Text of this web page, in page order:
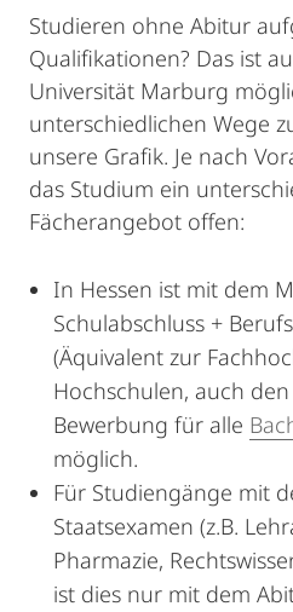
Studieren ohne Abitur
Qualifikationen? Das ist
Universität Marburg
unterschiedlichen Wege
unsere Grafik. Je nach
das Studium ein
Fächerangebot offen:
In Hessen ist mit dem
Schulabschluss +
(Äquivalent zur
Hochschulen, auch
Bewerbung für alle
möglich.
Für Studiengänge mit
Staatsexamen (z.B.
Pharmazie,
ist dies nur mit dem